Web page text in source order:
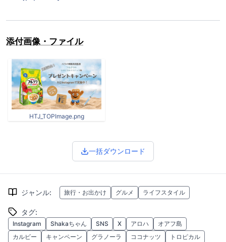
添付画像・ファイル
HTJ_TOPImage.png
一括ダウンロード
ジャンル: 旅行・お出かけ グルメ ライフスタイル
タグ:
Instagram Shakaちゃん SNS X アロハ
オアフ島
カルビー
キャンペーン グラノーラ ココナッツ
トロピカル